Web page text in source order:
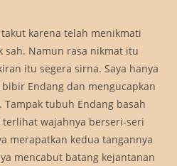
karena telah menikmati
sah. Namun rasa nikmat itu
itu segera sirna. Saya hanya
Endang dan mengucapkan
tubuh Endang basah
wajahnya berseri-seri
merapatkan kedua tangannya
mencabut batang kejantanan